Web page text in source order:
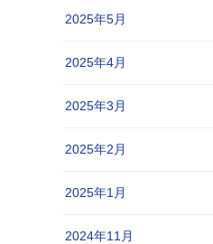
2025年5月
2025年4月
2025年3月
2025年2月
2025年1月
2024年11月